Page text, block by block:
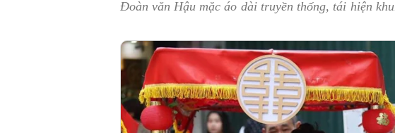
Đoàn văn Hậu mặc áo dài truyền thống, tái hiện